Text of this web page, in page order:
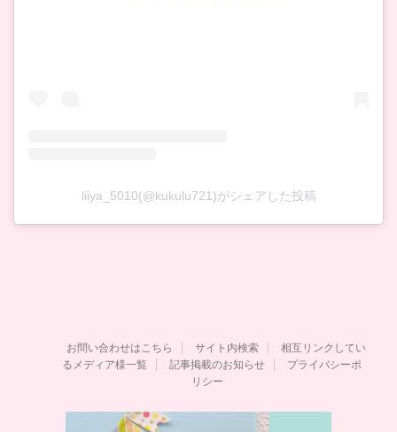
liiya_5010(@kukulu721)がシェアした投稿
お問い合わせはこちら サイト内検索
相互リンクしてい
るメディア様一覧
記事掲載のお知らせ
プライバシーポ
リシー